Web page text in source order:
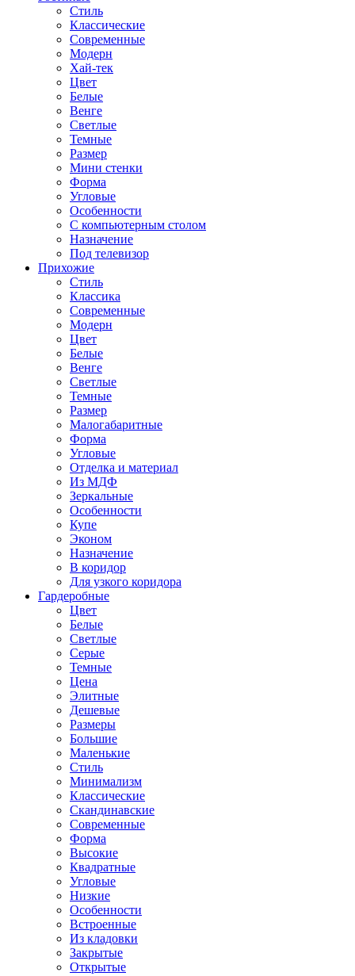
Стиль
Классические
Современные
Модерн
Хай-тек
Цвет
Белые
Венге
Светлые
Темные
Размер
Мини стенки
Форма
Угловые
Особенности
С компьютерным столом
Назначение
Под телевизор
Прихожие
Стиль
Классика
Современные
Модерн
Цвет
Белые
Венге
Светлые
Темные
Размер
Малогабаритные
Форма
Угловые
Отделка и материал
Из МДФ
Зеркальные
Особенности
Купе
Эконом
Назначение
В коридор
Для узкого коридора
Гардеробные
Цвет
Белые
Светлые
Серые
Темные
Цена
Элитные
Дешевые
Размеры
Большие
Маленькие
Стиль
Минимализм
Классические
Скандинавские
Современные
Форма
Высокие
Квадратные
Угловые
Низкие
Особенности
Встроенные
Из кладовки
Закрытые
Открытые